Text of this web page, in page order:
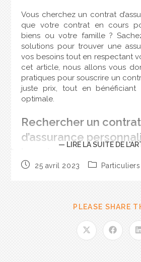
Vous cherchez un contrat
que votre contrat en cours
biens ou votre famille ?
solutions pour trouver une
vos besoins tout en respectant
cet article, nous allons vous
pratiques pour souscrire un
juste prix, tout en bénéficiant
optimale.
Rechercher un contrat
d’assurance
différents en matière
priorités et à ce que vous
exemple, si vous êtes locataire,
— LIRE LA SUITE DE
25 avril 2023 Particuliers
PLEASE SHARE